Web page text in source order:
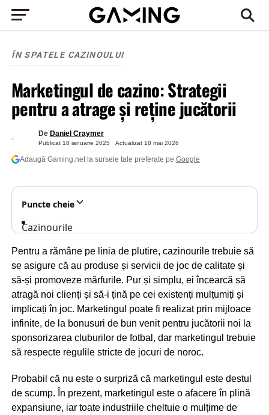
ÎN SPATELE CAZINOULUI
Marketingul de cazino: Strategii
pentru a atrage și reține jucătorii
Publicat 18 ianuarie 2025 Actualizat 18 mai 2026
De Daniel Craymer
Adaugă Gaming.net la sursele tale preferate pe Google
Puncte cheie
Cazinourile
miliarde
în
marketing
pentru
a
atrage
jucători
cu
Vezi
mai
mult
Pentru a rămâne pe linia de plutire, cazinourile trebuie să
se asigure că au produse și servicii de joc de calitate și
să-și promoveze mărfurile. Pur și simplu, ei încearcă să
atragă noi clienți și să-i țină pe cei existenți mulțumiți și
implicați în joc. Marketingul poate fi realizat prin mijloace
infinite, de la bonusuri de bun venit pentru jucătorii noi la
sponsorizarea cluburilor de fotbal, dar marketingul trebuie
să respecte regulile stricte de jocuri de noroc.
Probabil că nu este o surpriză că marketingul este destul
de scump. În prezent, marketingul este o afacere în plină
expansiune, iar toate industriile cheltuie o mulțime de